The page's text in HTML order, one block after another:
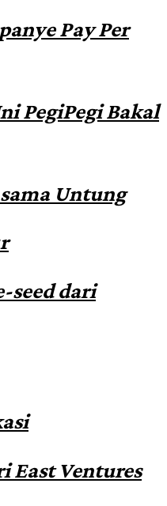
Pay Per
PegiPegi Bakal
Untung
seed dari
East Ventures